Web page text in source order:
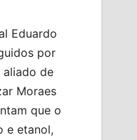
Eduardo
por
aliado de
Moraes
que o
e etanol,